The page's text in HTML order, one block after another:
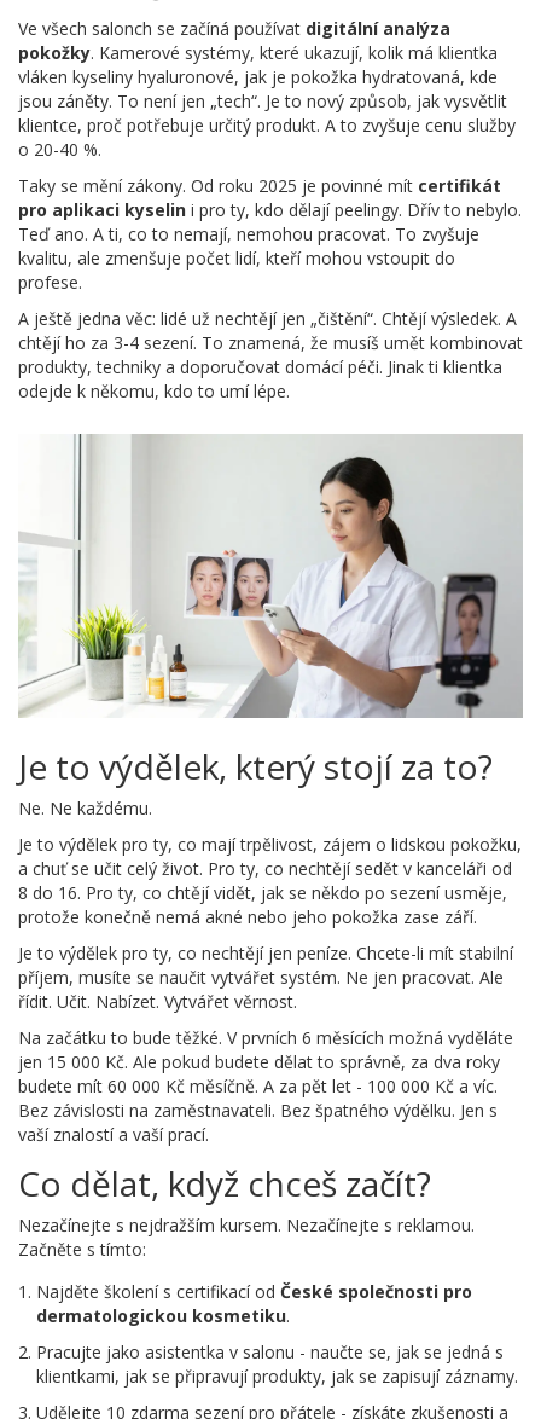
Ve všech salonch se začíná používat digitální analýza
pokožky. Kamerové systémy, které ukazují, kolik má klientka
vláken kyseliny hyaluronové, jak je pokožka hydratovaná, kde
jsou záněty. To není jen „tech“. Je to nový způsob, jak vysvětlit
klientce, proč potřebuje určitý produkt. A to zvyšuje cenu služby
o 20-40 %.
Taky se mění zákony. Od roku 2025 je povinné mít certifikát
pro aplikaci kyselin i pro ty, kdo dělají peelingy. Dřív to nebylo.
Teď ano. A ti, co to nemají, nemohou pracovat. To zvyšuje
kvalitu, ale zmenšuje počet lidí, kteří mohou vstoupit do
profese.
A ještě jedna věc: lidé už nechtějí jen „čištění“. Chtějí výsledek. A
chtějí ho za 3-4 sezení. To znamená, že musíš umět kombinovat
produkty, techniky a doporučovat domácí péči. Jinak ti klientka
odejde k někomu, kdo to umí lépe.
Je to výdělek, který stojí za to?
Ne. Ne každému.
Je to výdělek pro ty, co mají trpělivost, zájem o lidskou pokožku,
a chuť se učit celý život. Pro ty, co nechtějí sedět v kanceláři od
8 do 16. Pro ty, co chtějí vidět, jak se někdo po sezení usměje,
protože konečně nemá akné nebo jeho pokožka zase září.
Je to výdělek pro ty, co nechtějí jen peníze. Chcete-li mít stabilní
příjem, musíte se naučit vytvářet systém. Ne jen pracovat. Ale
řídit. Učit. Nabízet. Vytvářet věrnost.
Na začátku to bude těžké. V prvních 6 měsících možná vyděláte
jen 15 000 Kč. Ale pokud budete dělat to správně, za dva roky
budete mít 60 000 Kč měsíčně. A za pět let - 100 000 Kč a víc.
Bez závislosti na zaměstnavateli. Bez špatného výdělku. Jen s
vaší znalostí a vaší prací.
Co dělat, když chceš začít?
Nezačínejte s nejdražším kursem. Nezačínejte s reklamou.
Začněte s tímto:
Najděte školení s certifikací od České společnosti pro
dermatologickou kosmetiku.
Pracujte jako asistentka v salonu - naučte se, jak se jedná s
klientkami, jak se připravují produkty, jak se zapisují záznamy.
Udělejte 10 zdarma sezení pro přátele - získáte zkušenosti a